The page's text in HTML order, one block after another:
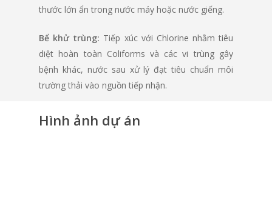
thước lớn ẩn trong nước máy hoặc nước giếng.
Bể khử trùng: Tiếp xúc với Chlorine nhằm tiêu
diệt hoàn toàn Coliforms và các vi trùng gây
bệnh khác, nước sau xử lý đạt tiêu chuẩn môi
trường thải vào nguồn tiếp nhận.
Hình ảnh dự án